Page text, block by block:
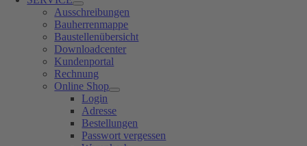
Ausschreibungen
Bauherrenmappe
Baustellenübersicht
Downloadcenter
Kundenportal
Rechnung
Online Shop
Login
Adresse
Bestellungen
Passwort vergessen